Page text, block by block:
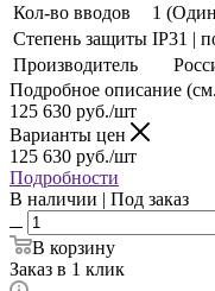
Кол-во вводов
1
Степень защиты IP31 |
Производитель
Подробное описание
125 630 руб./шт
Варианты цен
125 630 руб./шт
Подробности
В наличии | Под заказ
В корзину
Заказ в 1 клик